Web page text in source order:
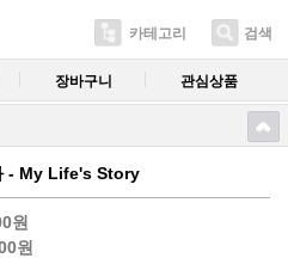
카테고리 검색
장바구니 관심상품
- My Life's Story
원
원